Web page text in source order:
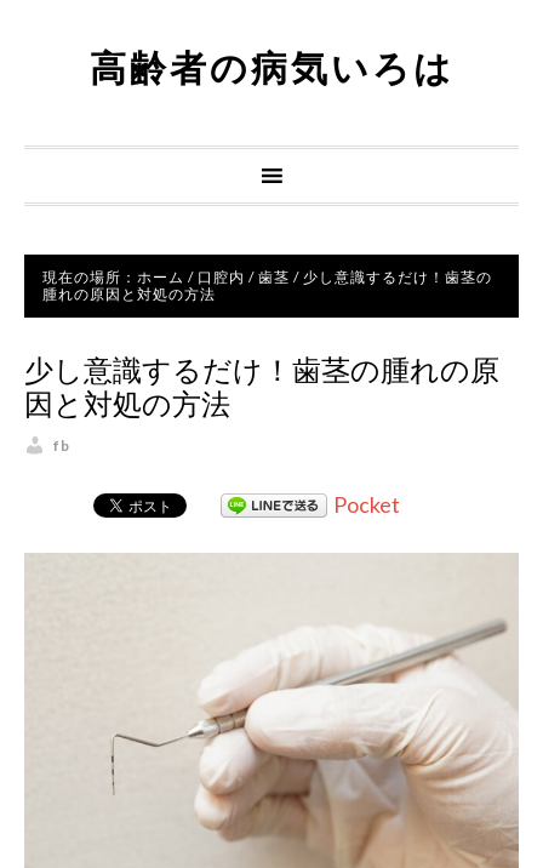
高齢者の病気いろは
現在の場所： ホーム / 口腔内 / 歯茎 / 少し意識するだけ！歯茎の
腫れの原因と対処の方法
少し意識するだけ！歯茎の腫れの原
因と対処の方法
fb
Pocket